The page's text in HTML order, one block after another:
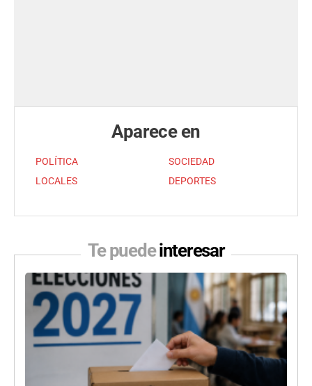
Aparece en
POLÍTICA
LOCALES
SOCIEDAD
DEPORTES
Te puedeinteresar